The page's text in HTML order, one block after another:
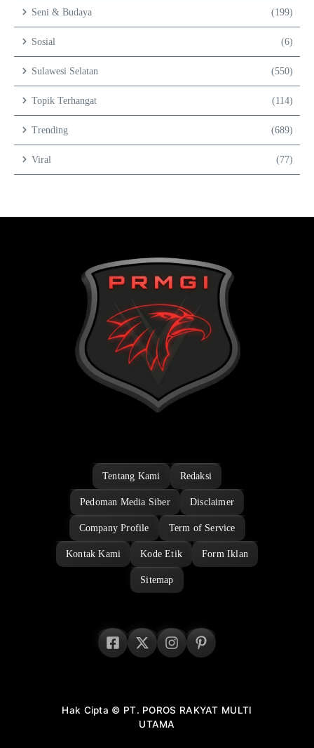
Seni & Budaya (199)
Sosial (6)
Sulawesi Selatan (550)
Topik Terhangat (114)
Trending (689)
Viral (77)
Tentang Kami Redaksi
Pedoman Media Siber Disclaimer
Company Profile Term of Service
Kontak Kami Kode Etik Form Iklan
Sitemap
Hak Cipta © PT. POROS RAKYAT MULTI
UTAMA